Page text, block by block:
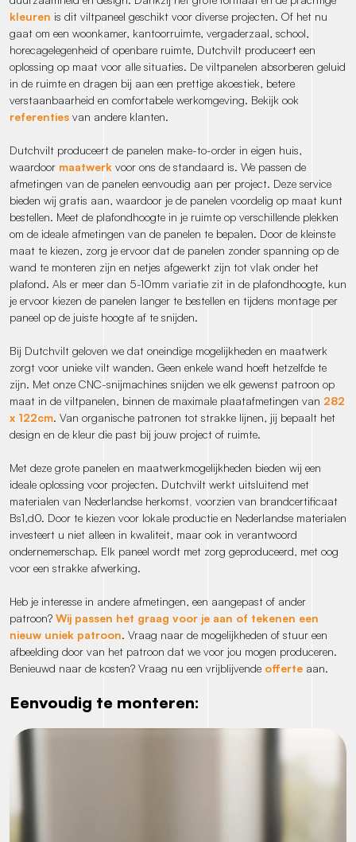
kleuren is dit viltpaneel geschikt voor diverse projecten. Of het nu
gaat om een woonkamer, kantoorruimte, vergaderzaal, school,
horecagelegenheid of openbare ruimte, Dutchvilt produceert een
oplossing op maat voor alle situaties. De viltpanelen absorberen geluid
in de ruimte en dragen bij aan een prettige akoestiek, betere
verstaanbaarheid en comfortabele werkomgeving. Bekijk ook
referenties van andere klanten.
Dutchvilt produceert de panelen make-to-order in eigen huis,
waardoor maatwerk voor ons de standaard is. We passen de
afmetingen van de panelen eenvoudig aan per project. Deze service
bieden wij gratis aan, waardoor je de panelen voordelig op maat kunt
bestellen. Meet de plafondhoogte in je ruimte op verschillende plekken
om de ideale afmetingen van de panelen te bepalen. Door de kleinste
maat te kiezen, zorg je ervoor dat de panelen zonder spanning op de
wand te monteren zijn en netjes afgewerkt zijn tot vlak onder het
plafond. Als er meer dan 5-10mm variatie zit in de plafondhoogte, kun
je ervoor kiezen de panelen langer te bestellen en tijdens montage per
paneel op de juiste hoogte af te snijden.
Bij Dutchvilt geloven we dat oneindige mogelijkheden en maatwerk
zorgt voor unieke vilt wanden. Geen enkele wand hoeft hetzelfde te
zijn. Met onze CNC-snijmachines snijden we elk gewenst patroon op
maat in de viltpanelen, binnen de maximale plaatafmetingen van 282
x 122cm. Van organische patronen tot strakke lijnen, jij bepaalt het
design en de kleur die past bij jouw project of ruimte.
Met deze grote panelen en maatwerkmogelijkheden bieden wij een
ideale oplossing voor projecten. Dutchvilt werkt uitsluitend met
materialen van Nederlandse herkomst, voorzien van brandcertificaat
Bs1,d0. Door te kiezen voor lokale productie en Nederlandse materialen
investeert u niet alleen in kwaliteit, maar ook in verantwoord
ondernemerschap. Elk paneel wordt met zorg geproduceerd, met oog
voor een strakke afwerking.
Heb je interesse in andere afmetingen, een aangepast of ander
patroon? Wij passen het graag voor je aan of tekenen een
nieuw uniek patroon. Vraag naar de mogelijkheden of stuur een
afbeelding door van het patroon dat we voor jou mogen produceren.
Benieuwd naar de kosten? Vraag nu een vrijblijvende offerte aan.
Eenvoudig te monteren: